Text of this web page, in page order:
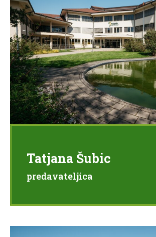
Tatjana Šubic
predavateljica